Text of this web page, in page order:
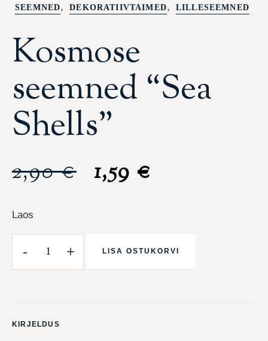
SEEMNED, DEKORATIIVTAIMED, LILLESEEMNED
Kosmose
seemned “Sea
Shells”
2,90€ 1,59 €
Laos
- + LISA OSTUKORVI
KIRJELDUS